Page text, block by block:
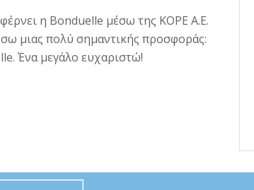
η Bonduelle μέσω της ΚΟΡΕ Α.Ε.
μιας πολύ σημαντικής προσφοράς:
Ένα μεγάλο ευχαριστώ!